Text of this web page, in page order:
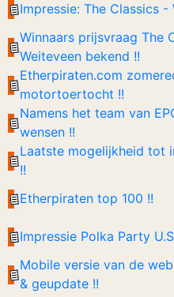
Impressie: The Classics -
Winnaars prijsvraag The
Weiteveen bekend !!
Etherpiraten.com
motortoertocht !!
Namens het team van
wensen !!
Laatste mogelijkheid tot
!!
Etherpiraten top 100 !!
Impressie Polka Party
Mobile versie van de
& geupdate !!